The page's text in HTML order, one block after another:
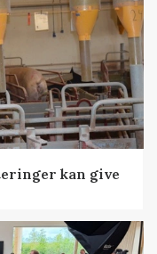
kan give